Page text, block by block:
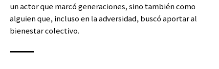
un actor que marcó generaciones, sino también como
alguien que, incluso en la adversidad, buscó aportar al
bienestar colectivo.